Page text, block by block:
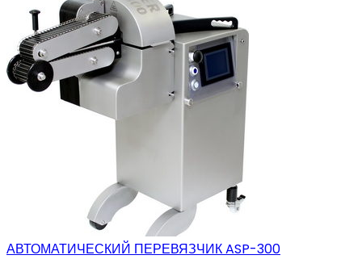
АВТОМАТИЧЕСКИЙ ПЕРЕВЯЗЧИК ASP-300